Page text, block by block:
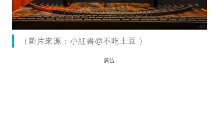
（圖片來源：小紅書@不吃土豆 ）
廣告